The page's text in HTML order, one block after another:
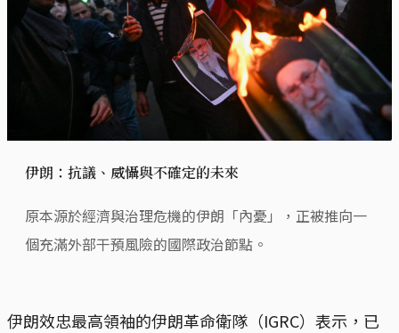
伊朗：抗議、威懾與不確定的未來
原本源於經濟與治理危機的伊朗「內憂」，正被推向一
個充滿外部干預風險的國際政治節點。
伊朗效忠最高領袖的伊朗革命衛隊（IGRC）表示，已